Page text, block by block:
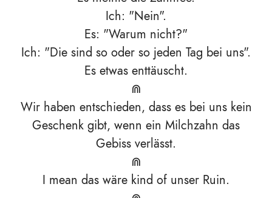
Ich: "Nein".
Es: "Warum nicht?"
Ich: "Die sind so oder so jeden Tag bei uns".
Es etwas enttäuscht.
⋒
Wir haben entschieden, dass es bei uns kein
Geschenk gibt, wenn ein Milchzahn das
Gebiss verlässt.
⋒
I mean das wäre kind of unser Ruin.